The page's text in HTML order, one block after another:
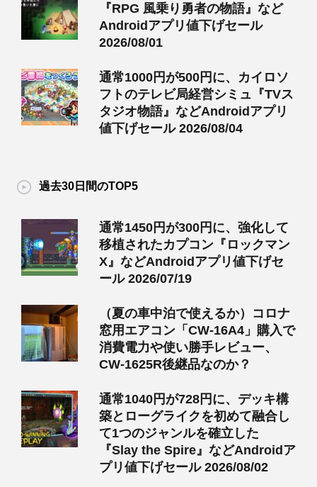
『RPG 風乗り勇者の物語』など
Androidアプリ値下げセール
2026/08/01
通常1000円が500円に、カイロソ
フトのテレビ局経営シミュ『TVス
タジオ物語』などAndroidアプリ
値下げセール 2026/08/04
過去30日間のTOP5
通常1450円が300円に、強化して
移植されたカプコン『ロックマン
X』などAndroidアプリ値下げセ
ール 2026/07/19
（夏の車中泊で使えるか）コロナ
窓用エアコン「CW-16A4」購入で
消費電力や使い勝手レビュー、
CW-1625R後継品なのか？
通常1040円が728円に、デッキ構
築とローグライクを初めて融合し
て1つのジャンルを確立した
『Slay the Spire』などAndroidア
プリ値下げセール 2026/08/02